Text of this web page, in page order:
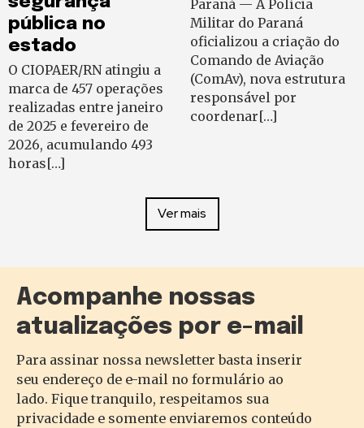
pública no
estado
O CIOPAER/RN atingiu a
marca de 457 operações
realizadas entre janeiro
de 2025 e fevereiro de
2026, acumulando 493
horas[…]
Paraná — A Polícia
Militar do Paraná
oficializou a criação do
Comando de Aviação
(ComAv), nova estrutura
responsável por
coordenar[…]
Ver mais
Acompanhe nossas
atualizações por e-mail
Para assinar nossa newsletter basta inserir
seu endereço de e-mail no formulário ao
lado. Fique tranquilo, respeitamos sua
privacidade e somente enviaremos conteúdo